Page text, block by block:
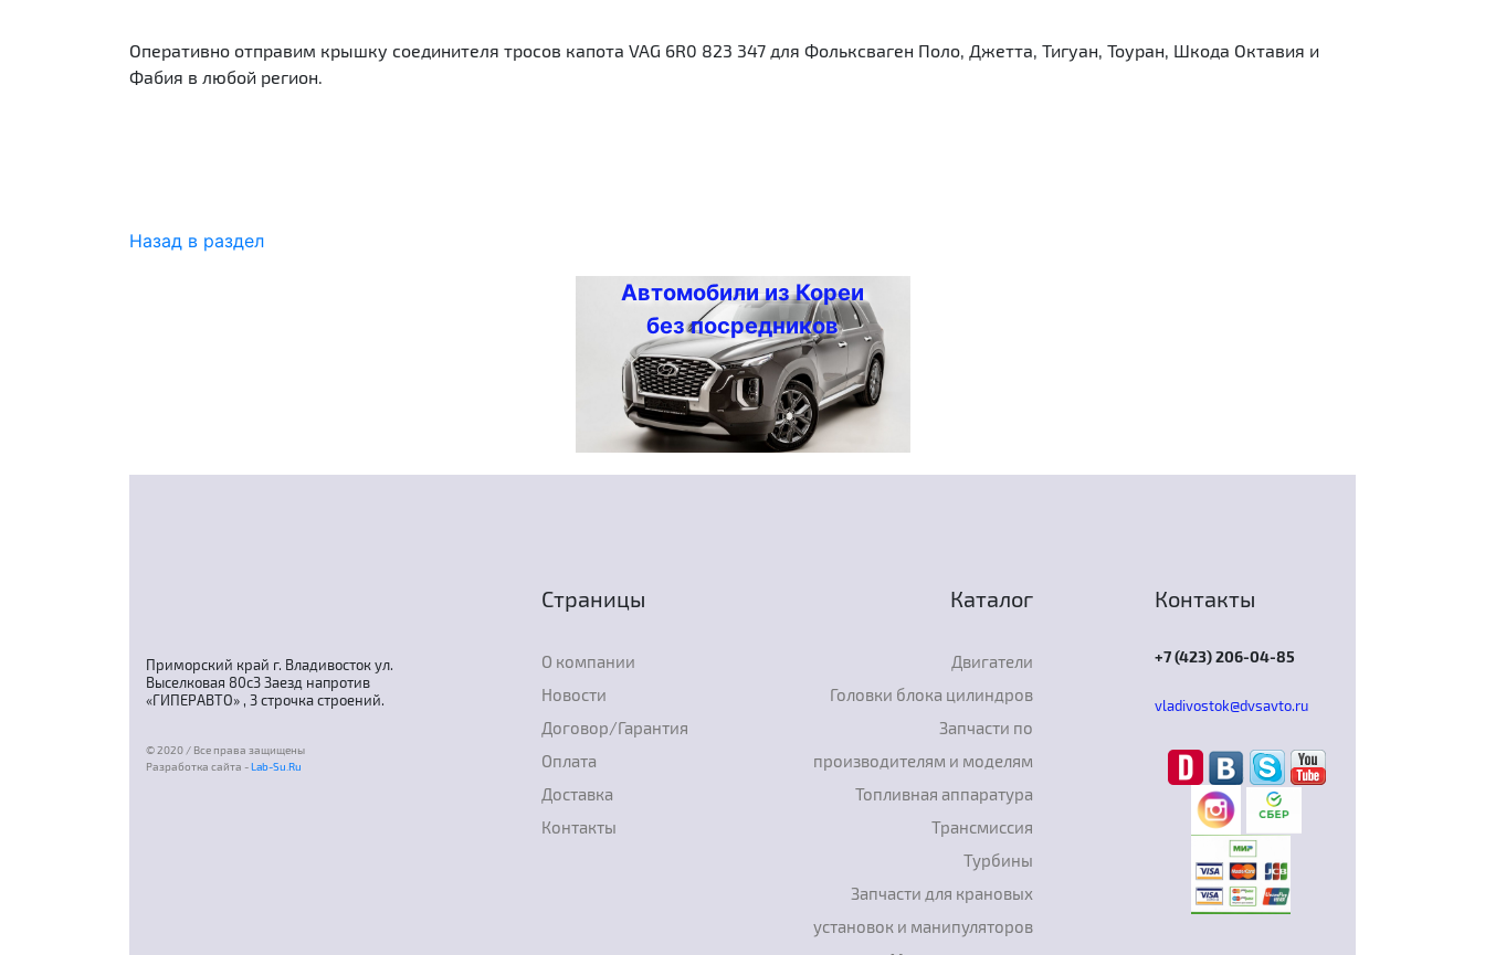
Оперативно отправим крышку соединителя тросов капота VAG 6R0 823 347 для Фольксваген Поло, Джетта, Тигуан, Тоуран, Шкода Октавия и
Фабия в любой регион.
Назад в раздел
Автомобили из Кореи
без посредников
Приморский край г. Владивосток ул.
Выселковая 80с3 Заезд напротив
«ГИПЕРАВТО» , 3 строчка строений.
© 2020 / Все права защищены
Разработка сайта -Lab-Su.Ru
Страницы
О компании
Новости
Договор/Гарантия
Оплата
Доставка
Контакты
Каталог
Двигатели
Головки блока цилиндров
Запчасти по
производителям и моделям
Топливная аппаратура
Трансмиссия
Турбины
Запчасти для крановых
установок и манипуляторов
Контакты
+7 (423) 206-04-85
vladivostok@dvsavto.ru